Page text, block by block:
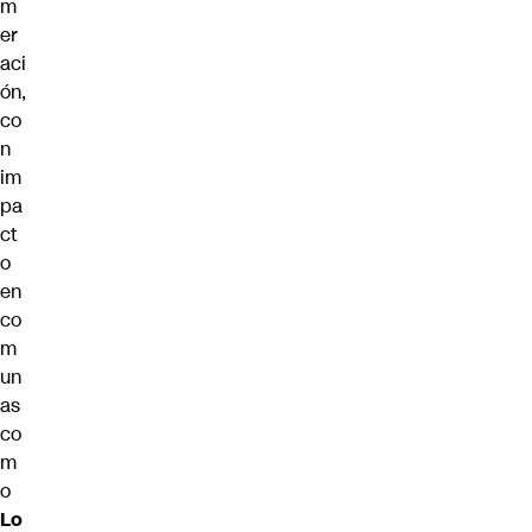
m
er
aci
ón,
co
n
im
pa
ct
o
en
co
m
un
as
co
m
o
Lo